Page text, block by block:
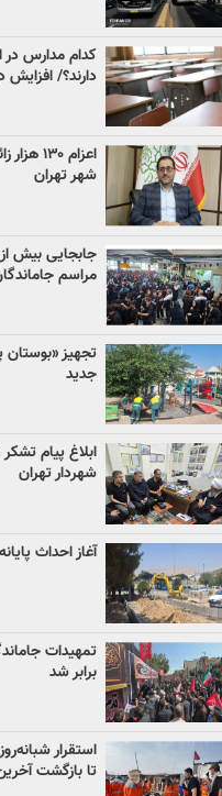
کدام مدارس در
دارند؟/ افزایش
اعزام
شهر تهران
مراسم
تجهیز
جدید
ابلاغ پیام
شهردار تهران
آغاز احداث
برابر شد
تا بازگشت